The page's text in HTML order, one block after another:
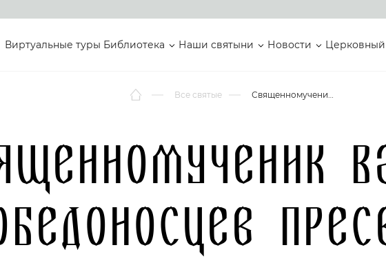
Виртуальные туры Библиотека Наши святыни Новости Церковный
Все святые Священномученик Василий Победоносцев Пресвитер